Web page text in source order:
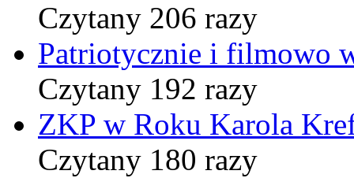
Czytany 206 razy
Patriotycznie i filmowo
Czytany 192 razy
ZKP w Roku Karola
Czytany 180 razy